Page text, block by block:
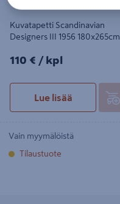
Kuvatapetti Scandinavian
Designers III 1956 180x265cm
110€/kpl
110 € / kpl
Lue lisää
Vain myymälöistä
Tilaustuote